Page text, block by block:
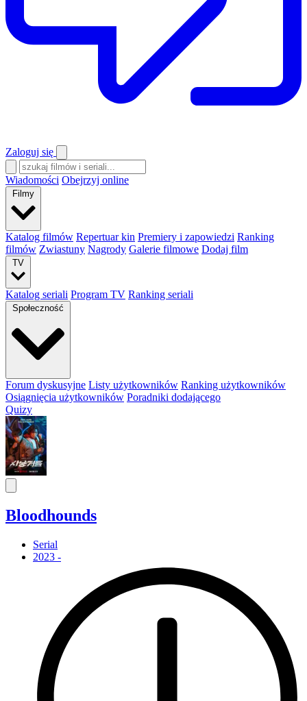
Zaloguj się
Wiadomości Obejrzyj online
Filmy
Katalog filmów Repertuar kin Premiery i zapowiedzi Ranking
filmów Zwiastuny Nagrody Galerie filmowe Dodaj film
TV
Katalog seriali Program TV Ranking seriali
Społeczność
Forum dyskusyjne Listy użytkowników Ranking użytkowników
Osiągnięcia użytkowników Poradniki dodającego
Quizy
Bloodhounds
Serial
2023 -